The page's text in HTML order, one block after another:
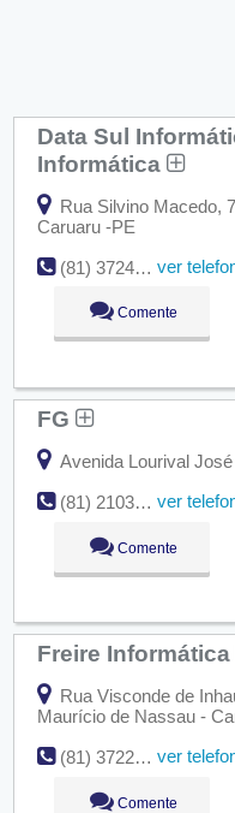
Data Sul
Informática
Rua Silvino Macedo,
Caruaru -PE
(81) 3724-9494
ver
Comente
FG
Avenida Lourival
(81) 2103-0303
ver
Comente
Freire Informática
Rua Visconde de
Maurício de Nassau -
(81) 3722-1533
ver
Comente